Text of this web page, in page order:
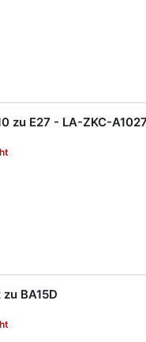
zu E27 - LA-ZKC-A1027
BA15D